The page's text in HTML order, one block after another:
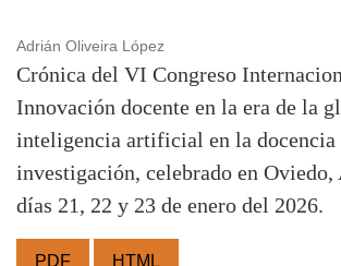
Adrián Oliveira López
Crónica del VI Congreso
Innovación docente en la era de la
inteligencia artificial en la docencia
investigación, celebrado en Oviedo,
días 21, 22 y 23 de enero del 2026.
PDF HTML